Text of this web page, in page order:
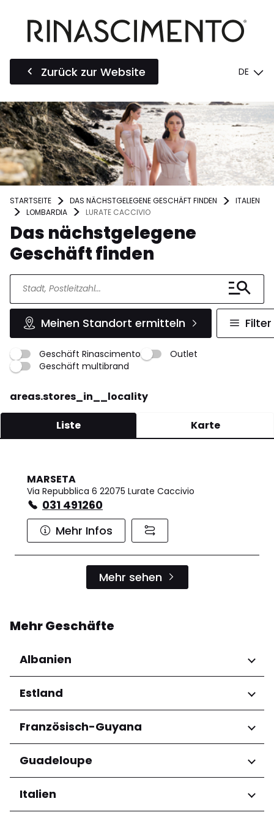
Zurück zur Website DE
STARTSEITE DAS NÄCHSTGELEGENE GESCHÄFT FINDEN
ITALIEN
LOMBARDIA
LURATE CACCIVIO
Das nächstgelegene
Geschäft finden
Meinen Standort ermitteln Filter
Geschäft Rinascimento
Outlet
Geschäft multibrand
areas.stores_in__locality
Liste Karte
MARSETA
Via Repubblica 6 22075 Lurate Caccivio
031 491260
Mehr Infos
Mehr sehen
Mehr Geschäfte
Albanien
Regionen
Qarku i Tiranës
Estland
Regionen
Harju maakond
Tartu maakond
Französisch-Guyana
Regionen
Arrondissement de Cayenne
Guadeloupe
Regionen
Grande-Terre
Italien